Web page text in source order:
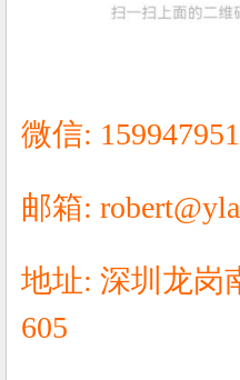
微信:
邮箱:
地址: 深圳龙岗
605